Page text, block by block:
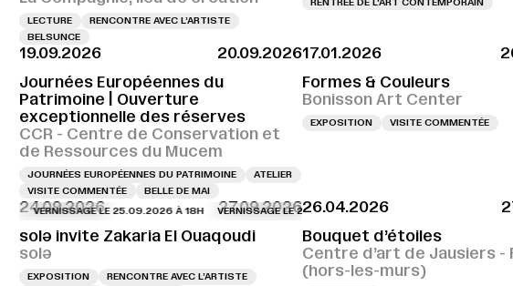
LECTURE
RENCONTRE AVEC L’ARTISTE
BELSUNCE
19.09.2026
20.09.2026
Journées Européennes du
Patrimoine | Ouverture
exceptionnelle des réserves
CCR - Centre de Conservation et
de Ressources du Mucem
JOURNÉES EUROPÉENNES DU PATRIMOINE
ATELIER
VISITE COMMENTÉE
BELLE DE MAI
17.01.2026
Formes & Couleurs
Bonisson Art Center
EXPOSITION VISITE COMMENTÉE
24.09.2026 27.09.2026
VERNISSAGE LE 25.09.2026 À 18H VERNISSAGE LE 25.09.2026 À 18H VERNISSAGE LE
solə invite Zakaria El Ouaqoudi
solə
EXPOSITION
RENCONTRE AVEC L’ARTISTE
26.04.2026
Bouquet d’étoiles
Centre d’art de Jausiers -
(hors-les-murs)